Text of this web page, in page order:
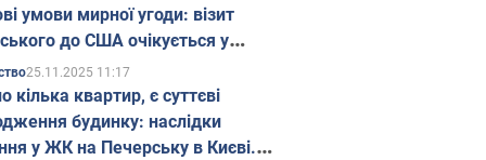
умови мирної угоди: візит
до США очікується у
25.11.2025 11:17
кілька квартир, є суттєві
будинку: наслідки
у ЖК на Печерську в Києві.